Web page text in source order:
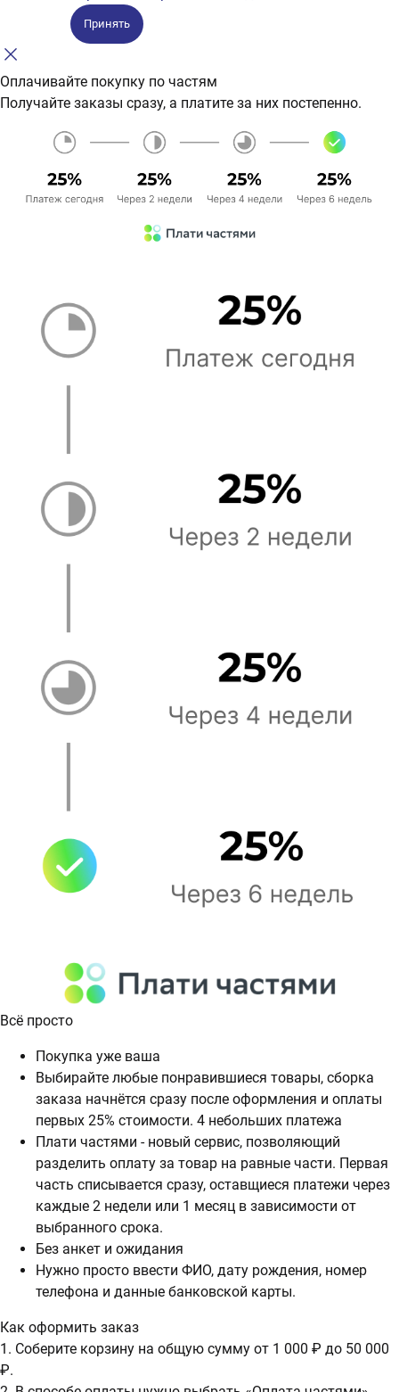
Принять
Оплачивайте покупку по частям
Получайте заказы сразу, а платите за них постепенно.
Всё просто
Покупка уже ваша
Выбирайте любые понравившиеся товары, сборка
заказа начнётся сразу после оформления и оплаты
первых 25% стоимости. 4 небольших платежа
Плати частями - новый сервис, позволяющий
разделить оплату за товар на равные части. Первая
часть списывается сразу, оставщиеся платежи через
каждые 2 недели или 1 месяц в зависимости от
выбранного срока.
Без анкет и ожидания
Нужно просто ввести ФИО, дату рождения, номер
телефона и данные банковской карты.
Как оформить заказ
1. Соберите корзину на общую сумму от 1 000 ₽ до 50 000
₽.